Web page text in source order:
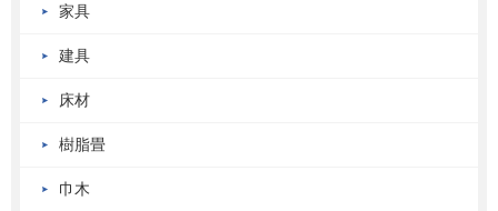
家具
建具
床材
樹脂畳
巾木